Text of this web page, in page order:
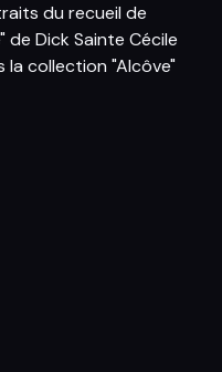
du recueil de
de Dick Sainte Cécile
la collection "Alcôve"